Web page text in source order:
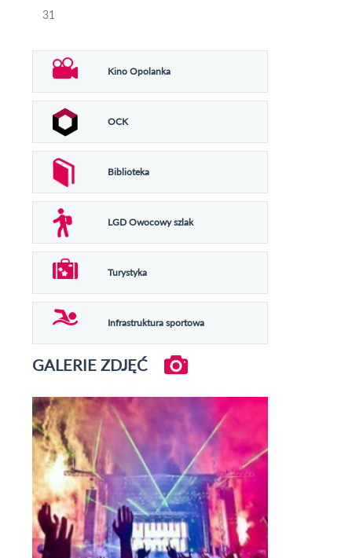
31
Kino Opolanka
OCK
Biblioteka
LGD Owocowy szlak
Turystyka
Infrastruktura sportowa
GALERIE ZDJĘĆ